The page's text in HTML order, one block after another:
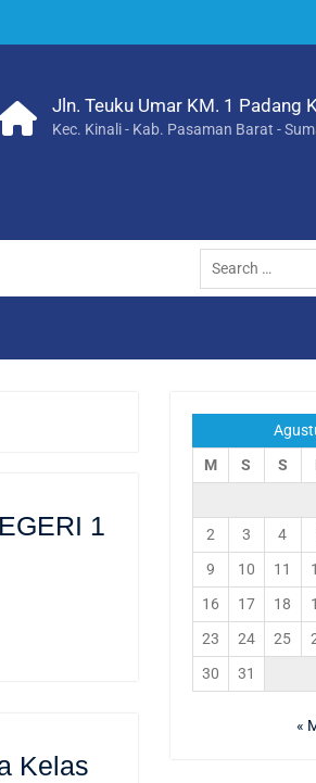
Jln. Teuku Umar KM. 1 Padang
Kec. Kinali - Kab. Pasaman Barat -
Search
for:
1
Kelas
M
S S
2
3 4
9
10 11
16
17 18
23
24 25
30
31
«